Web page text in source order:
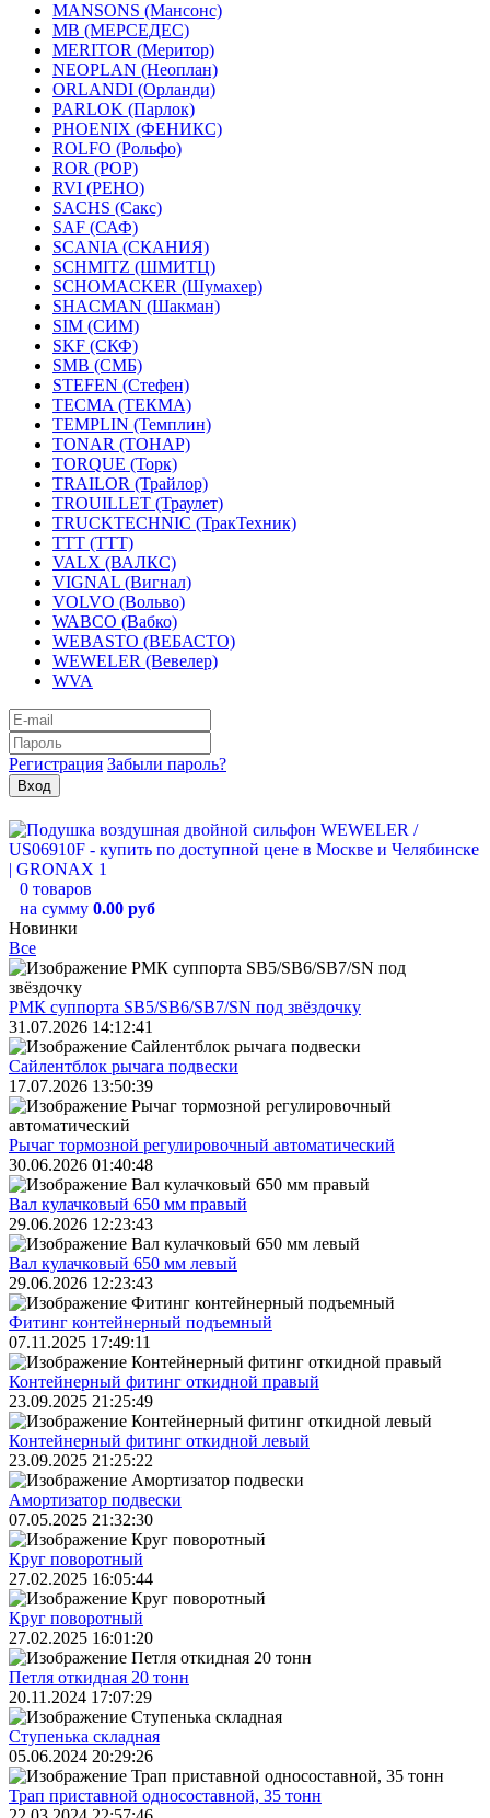
MANSONS (Мансонс)
MB (МЕРСЕДЕС)
MERITOR (Меритор)
NEOPLAN (Неоплан)
ORLANDI (Орланди)
PARLOK (Парлок)
PHOENIX (ФЕНИКС)
ROLFO (Рольфо)
ROR (РОР)
RVI (РЕНО)
SACHS (Сакс)
SAF (САФ)
SCANIA (СКАНИЯ)
SCHMITZ (ШМИТЦ)
SCHOMACKER (Шумахер)
SHACMAN (Шакман)
SIM (СИМ)
SKF (СКФ)
SMB (СМБ)
STEFEN (Стефен)
TECMA (ТЕКМА)
TEMPLIN (Темплин)
TONAR (ТОНАР)
TORQUE (Торк)
TRAILOR (Трайлор)
TROUILLET (Траулет)
TRUCKTECHNIC (ТракТехник)
TTT (ТТТ)
VALX (ВАЛКС)
VIGNAL (Вигнал)
VOLVO (Вольво)
WABCO (Вабко)
WEBASTO (ВЕБАСТО)
WEWELER (Вевелер)
WVA
Регистрация Забыли пароль?
0 товаров
на сумму 0.00 руб
Новинки
Все
РМК суппорта SB5/SB6/SB7/SN под звёздочку
31.07.2026 14:12:41
Сайлентблок рычага подвески
17.07.2026 13:50:39
Рычаг тормозной регулировочный автоматический
30.06.2026 01:40:48
Вал кулачковый 650 мм правый
29.06.2026 12:23:43
Вал кулачковый 650 мм левый
29.06.2026 12:23:43
Фитинг контейнерный подъемный
07.11.2025 17:49:11
Контейнерный фитинг откидной правый
23.09.2025 21:25:49
Контейнерный фитинг откидной левый
23.09.2025 21:25:22
Амортизатор подвески
07.05.2025 21:32:30
Круг поворотный
27.02.2025 16:05:44
Круг поворотный
27.02.2025 16:01:20
Петля откидная 20 тонн
20.11.2024 17:07:29
Ступенька складная
05.06.2024 20:29:26
Трап приставной односоставной, 35 тонн